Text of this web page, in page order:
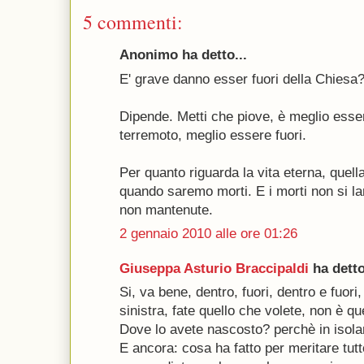
5 commenti:
Anonimo ha detto...
E' grave danno esser fuori della Chiesa?
Dipende. Metti che piove, è meglio
terremoto, meglio essere fuori.
Per quanto riguarda la vita eterna,
quando saremo morti. E i morti non si
non mantenute.
2 gennaio 2010 alle ore 01:26
Giuseppa Asturio Braccipaldi ha
Si, va bene, dentro, fuori, dentro e
sinistra, fate quello che volete, non è
Dove lo avete nascosto? perchè in
E ancora: cosa ha fatto per meritare